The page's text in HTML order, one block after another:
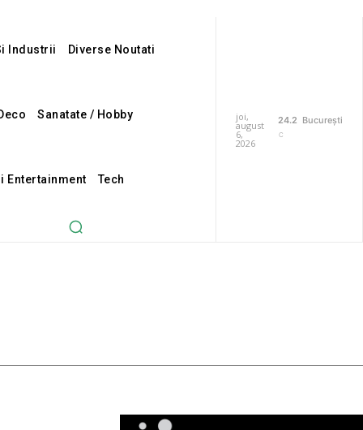
Industrii Diverse Noutati
Sanatate / Hobby
Entertainment Tech
joi,
august
6,
2026
24.2
C
București